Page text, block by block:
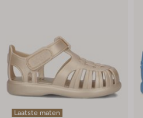
Laatste maten